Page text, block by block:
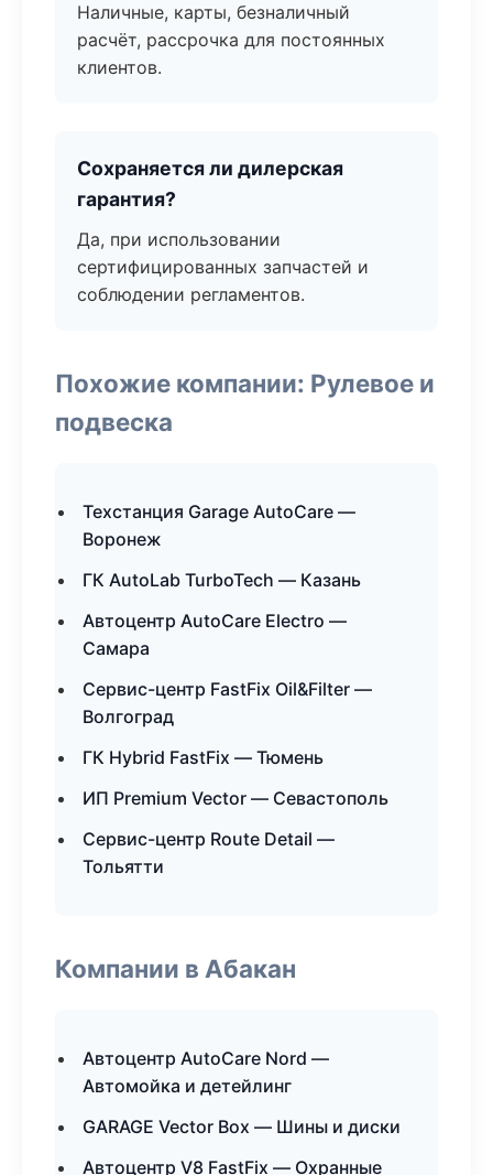
Наличные, карты, безналичный
расчёт, рассрочка для постоянных
клиентов.
Сохраняется ли дилерская
гарантия?
Да, при использовании
сертифицированных запчастей и
соблюдении регламентов.
Похожие компании: Рулевое и
подвеска
Техстанция Garage AutoCare —
Воронеж
ГК AutoLab TurboTech — Казань
Автоцентр AutoCare Electro —
Самара
Сервис-центр FastFix Oil&Filter —
Волгоград
ГК Hybrid FastFix — Тюмень
ИП Premium Vector — Севастополь
Сервис-центр Route Detail —
Тольятти
Компании в Абакан
Автоцентр AutoCare Nord —
Автомойка и детейлинг
GARAGE Vector Box — Шины и диски
Автоцентр V8 FastFix — Охранные